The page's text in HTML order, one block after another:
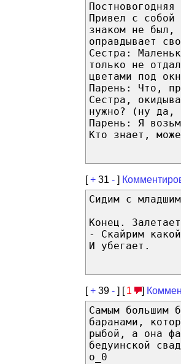
Привел с
знаком не был,
оправдывает
Сестра:
только не
цветами под
Парень: Что,
Сестра,
нужно? (ну да,
Парень: Я
Кто знает,
[+ 31 - ]
Сидим с
Конец.
- Скайрим
И убегает.
[+ 39 - ] [ 1 ]
Самым большим
баранами,
рыбой, а она
бедуинской
o_0